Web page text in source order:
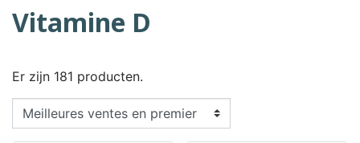
Vitamine D
Er zijn 181 producten.